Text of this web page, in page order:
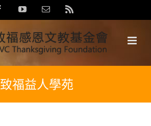
FacebookYouTubeEmail:
致福益人學苑